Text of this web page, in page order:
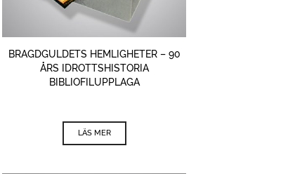
BRAGDGULDETS HEMLIGHETER – 90
ÅRS IDROTTSHISTORIA
BIBLIOFILUPPLAGA
LÄS MER